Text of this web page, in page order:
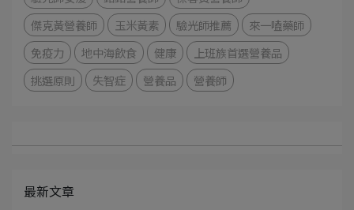
傑克黃營養師
玉米黃素 驗光師推薦
來一嗑藥師
免疫力
地中海飲食 健康
上班族首選營養品
挑選原則
失智症 營養品 營養師
最新文章